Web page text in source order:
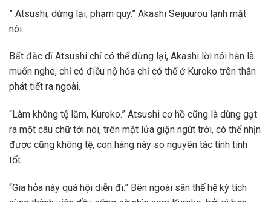
” Atsushi, dừng lại, phạm quy.” Akashi Seijuurou lạnh mặt
nói.
Bất đắc dĩ Atsushi chỉ có thể dừng lại, Akashi lời nói hắn là
muốn nghe, chỉ có điều nộ hỏa chỉ có thể ở Kuroko trên thân
phát tiết ra ngoài.
“Làm không tệ lắm, Kuroko.” Atsushi cơ hồ cũng là dùng gạt
ra một câu chữ tới nói, trên mặt lửa giận ngút trời, có thể nhịn
được cũng không tệ, con hàng này so nguyên tác tính tính
tốt.
“Gia hỏa này quá hội diễn đi.” Bên ngoài sân thế hệ kỳ tích